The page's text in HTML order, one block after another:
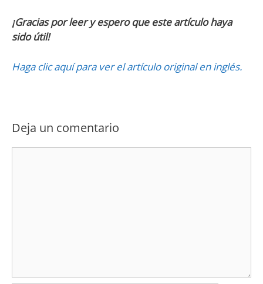
¡Gracias por leer y espero que este artículo haya
sido útil!
Haga clic aquí para ver el artículo original en inglés.
Deja un comentario